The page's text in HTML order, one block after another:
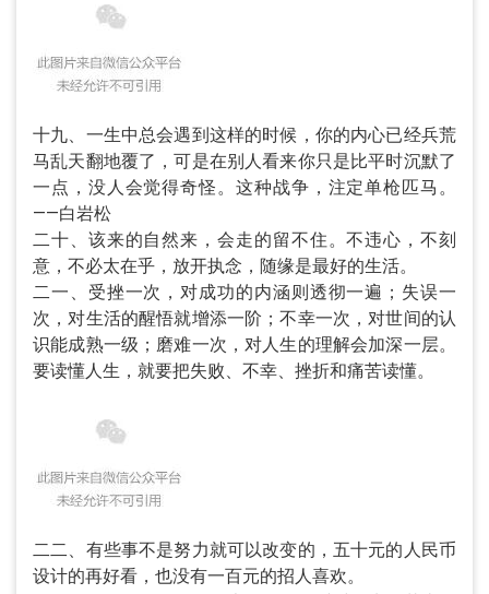
十九、一生中总会遇到这样的时候，你的内心已经兵荒
马乱天翻地覆了，可是在别人看来你只是比平时沉默了
一点，没人会觉得奇怪。这种战争，注定单枪匹马。
——白岩松
二十、该来的自然来，会走的留不住。不违心，不刻
意，不必太在乎，放开执念，随缘是最好的生活。
二一、受挫一次，对成功的内涵则透彻一遍；失误一
次，对生活的醒悟就增添一阶；不幸一次，对世间的认
识能成熟一级；磨难一次，对人生的理解会加深一层。
要读懂人生，就要把失败、不幸、挫折和痛苦读懂。
二二、有些事不是努力就可以改变的，五十元的人民币
设计的再好看，也没有一百元的招人喜欢。